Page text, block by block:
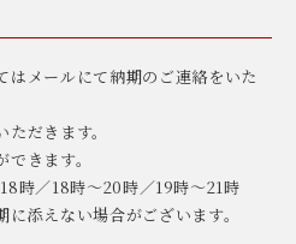
はメールにて納期のご連絡をいた
だきます。
きます。
時／18時〜20時／19時〜21時
添えない場合がございます。